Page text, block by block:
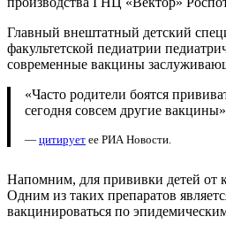
Главный внештатный детский
факультетской педиатрии
современные вакцины
«Часто родители боятся
сегодня совсем другие
— цитирует ее РИА Новости.
Напомним, для прививки детей от
Одним из таких препаратов
вакцинироваться по